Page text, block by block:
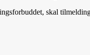
skal